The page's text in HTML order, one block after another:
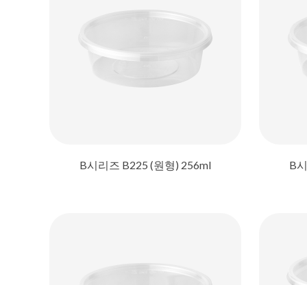
B시리즈 B225 (원형) 256ml B